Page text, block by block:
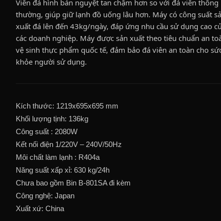
Viên đá hình bán nguyệt tan chậm hơn so với đá viên thông
thường, giúp giữ lạnh đồ uống lâu hơn. Máy có công suất
xuất đá lên đến 43kg/ngày, đáp ứng nhu cầu sử dụng cao
các doanh nghiệp. Máy được sản xuất theo tiêu chuẩn an
vệ sinh thực phẩm quốc tế, đảm bảo đá viên an toàn cho
khỏe người sử dụng.
Kích thước: 1219x695x695 mm
Khối lượng tịnh: 136kg
Công suất : 2080W
Kết nối điện 1/220V – 240V/50Hz
Môi chất làm lạnh : R404a
Năng suất xấp xỉ: 630 kg/24h
Chưa bao gồm Bin B-801SA đi kèm
Công nghệ: Japan
Xuất xứ: China